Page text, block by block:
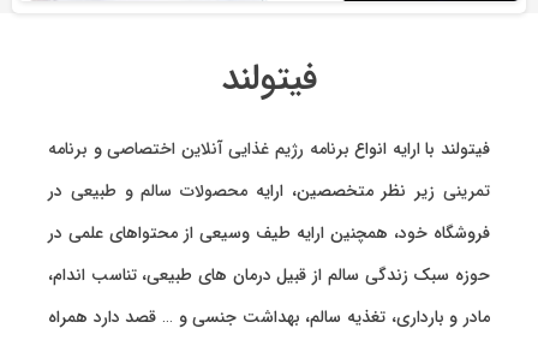
فیتولند
فیتولند با ارایه انواع برنامه رژیم غذایی آنلاین اختصاصیو برنامه
تمرینیزیر نظر متخصصین، ارایه محصولات سالم و طبیعی در
فروشگاه خود، همچنین ارایه طیف وسیعی از محتواهای علمی در
حوزه سبک زندگی سالم از قبیل درمان های طبیعی، تناسب اندام،
مادر و بارداری، تغذیه سالم، بهداشت جنسی و … قصد دارد همراه